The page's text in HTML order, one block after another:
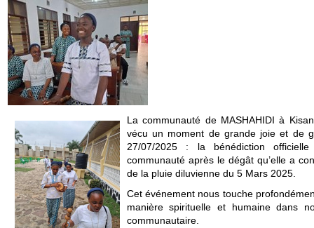
La communauté de MASHAHIDI à
vécu un moment de grande joie et de
27/07/2025 : la bénédiction
communauté après le dégât qu’elle a
de la pluie diluvienne du 5 Mars 2025.
Cet événement nous touche
manière spirituelle et humaine dans
communautaire.